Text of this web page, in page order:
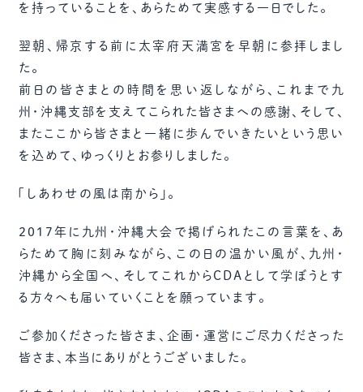
を持っていることを、あらためて実感する一日でした。
翌朝、帰京する前に太宰府天満宮を早朝に参拝しまし
た。
前日の皆さまとの時間を思い返しながら、これまで九
州・沖縄支部を支えてこられた皆さまへの感謝、そして、
またここから皆さまと一緒に歩んでいきたいという思い
を込めて、ゆっくりとお参りしました。
「しあわせの風は南から」。
2017年に九州・沖縄大会で掲げられたこの言葉を、あ
らためて胸に刻みながら、この日の温かい風が、九州・
沖縄から全国へ、そしてこれからCDAとして学ぼうとす
る方々へも届いていくことを願っています。
ご参加くださった皆さま、企画・運営にご尽力くださった
皆さま、本当にありがとうございました。